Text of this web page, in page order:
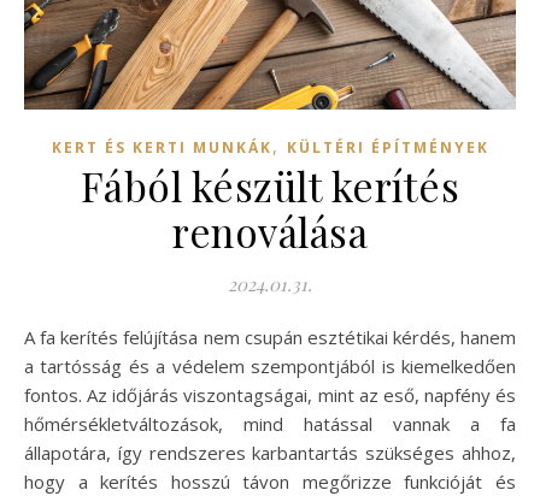
KERT ÉS KERTI MUNKÁK, KÜLTÉRI ÉPÍTMÉNYEK
Fából készült kerítés
renoválása
2024.01.31.
A fa kerítés felújítása nem csupán esztétikai kérdés, hanem
a tartósság és a védelem szempontjából is kiemelkedően
fontos. Az időjárás viszontagságai, mint az eső, napfény és
hőmérsékletváltozások, mind hatással vannak a fa
állapotára, így rendszeres karbantartás szükséges ahhoz,
hogy a kerítés hosszú távon megőrizze funkcióját és